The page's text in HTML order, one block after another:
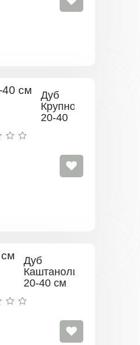
Дуб
20-40
Дуб
Каштанолистный
20-40 см